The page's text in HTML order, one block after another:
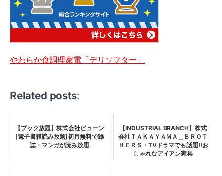
やわらか食調理家電「デリソフター」
Related posts:
【ブック放題】株式会社ビューン
[電子書籍読み放題]初月無料で雑
誌・マンガが読み放題
【INDUSTRIAL BRANCH】株式
会社ＴＡＫＡＹＡＭＡ＿ＢＲＯＴ
ＨＥＲＳ・TVドラマでも話題!!お
しゃれなアイアン家具